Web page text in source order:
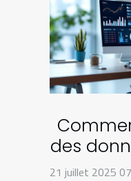
des
en
21 juillet 2025